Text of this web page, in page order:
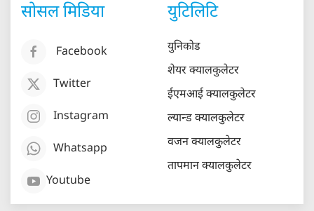
सोसल मिडिया
Facebook
Twitter
Instagram
Whatsapp
Youtube
युटिलिटि
युनिकोड
शेयर क्यालकुलेटर
ईएमआई क्यालकुलेटर
ल्यान्ड क्यालकुलेटर
वजन क्यालकुलेटर
तापमान क्यालकुलेटर